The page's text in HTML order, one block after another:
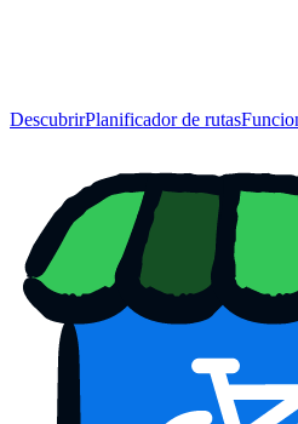
DescubrirPlanificador de rutas